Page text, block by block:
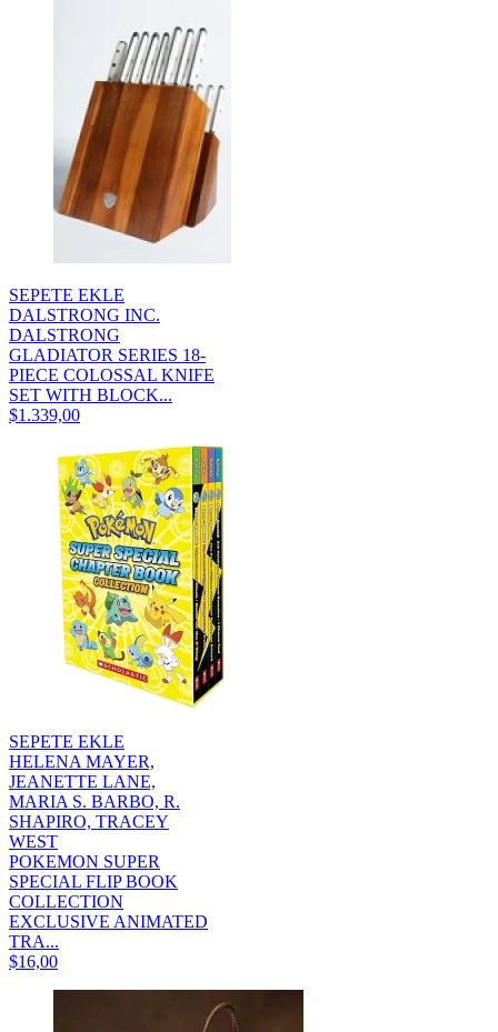
SEPETE EKLE
DALSTRONG INC.
DALSTRONG
GLADIATOR SERIES 18-
PIECE COLOSSAL KNIFE
SET WITH BLOCK...
$1.339,00
SEPETE EKLE
HELENA MAYER,
JEANETTE LANE,
MARIA S. BARBO, R.
SHAPIRO, TRACEY
WEST
POKEMON SUPER
SPECIAL FLIP BOOK
COLLECTION
EXCLUSIVE ANIMATED
TRA...
$16,00